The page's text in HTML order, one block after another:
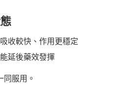
收較快、作用更穩定
延後藥效發揮
服用。